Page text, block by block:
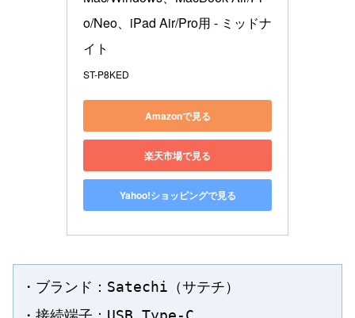
o/Neo、iPad Air/Pro用 - ミッドナ
イト
ST-P8KED
Amazonで見る
楽天市場で見る
Yahoo!ショッピングで見る
・ブランド：Satechi（サテチ）